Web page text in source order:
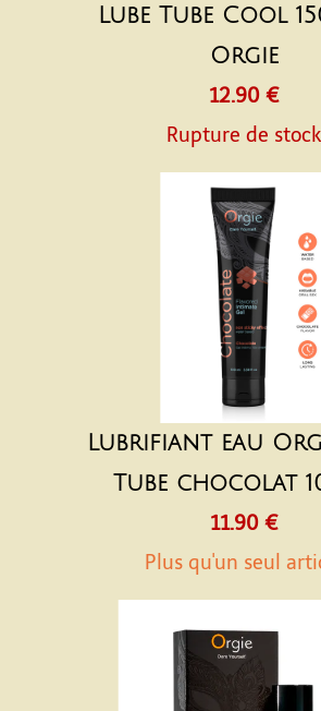
Lube Tube Cool
Orgie
12.90 €
Rupture de stock
Lubrifiant eau
Tube chocolat
11.90 €
Plus qu'un seul